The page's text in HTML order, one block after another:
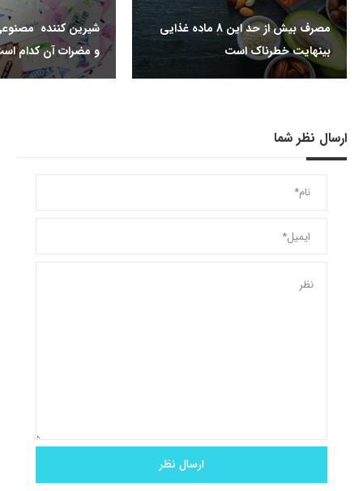
مصرف بیش از حد این 8 ماده غذایی
بینهایت خطرناک است
شیرین کننده
و مضرات آن کدام
ارسال نظر شما